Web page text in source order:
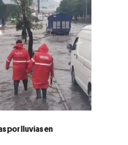
por lluvias en